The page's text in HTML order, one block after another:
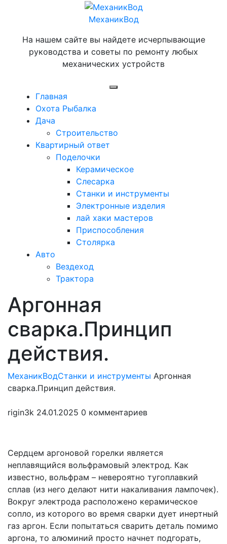
МеханикВод
На нашем сайте вы найдете исчерпывающие
руководства и советы по ремонту любых
механических устройств
Главная
Охота Рыбалка
Дача
Строительство
Квартирный ответ
Поделочки
Керамическое
Слесарка
Станки и инструменты
Электронные изделия
лай хаки мастеров
Приспособления
Столярка
Авто
Вездеход
Трактора
Закрыть
меню
Аргонная
сварка.Принцип
действия.
МеханикВодСтанки и инструменты Аргонная
сварка.Принцип действия.
rigin3k 24.01.2025 0 комментариев
Сердцем аргоновой горелки является
неплавящийся вольфрамовый электрод. Как
известно, вольфрам – невероятно тугоплавкий
сплав (из него делают нити накаливания лампочек).
Вокруг электрода расположено керамическое
сопло, из которого во время сварки дует инертный
газ аргон. Если попытаться сварить деталь помимо
аргона, то алюминий просто начнет подгорать,